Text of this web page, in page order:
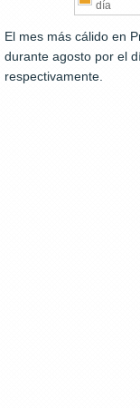
día
El mes más cálido en
durante agosto por el
respectivamente.